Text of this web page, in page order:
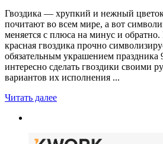
Гвоздика — хрупкий и нежный
почитают во всем мире, а вот
меняется с плюса на минус и
красная гвоздика прочно
обязательным украшением праздника
интересно сделать гвоздики своими
вариантов их исполнения ...
Читать далее